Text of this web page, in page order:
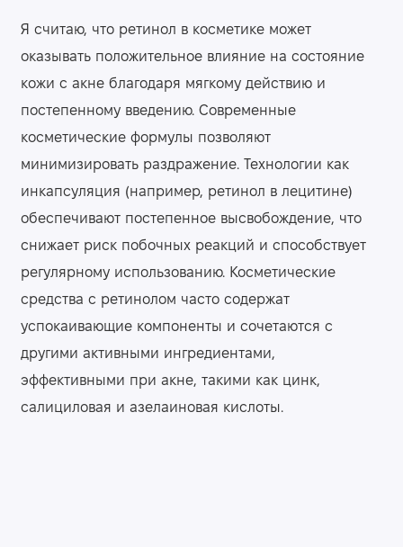
Я считаю, что ретинол в косметике может
оказывать положительное влияние на состояние
кожи с акне благодаря мягкому действию и
постепенному введению. Современные
косметические формулы позволяют
минимизировать раздражение. Технологии как
инкапсуляция (например, ретинол в лецитине)
обеспечивают постепенное высвобождение, что
снижает риск побочных реакций и способствует
регулярному использованию. Косметические
средства с ретинолом часто содержат
успокаивающие компоненты и сочетаются с
другими активными ингредиентами,
эффективными при акне, такими как цинк,
салициловая и азелаиновая кислоты.